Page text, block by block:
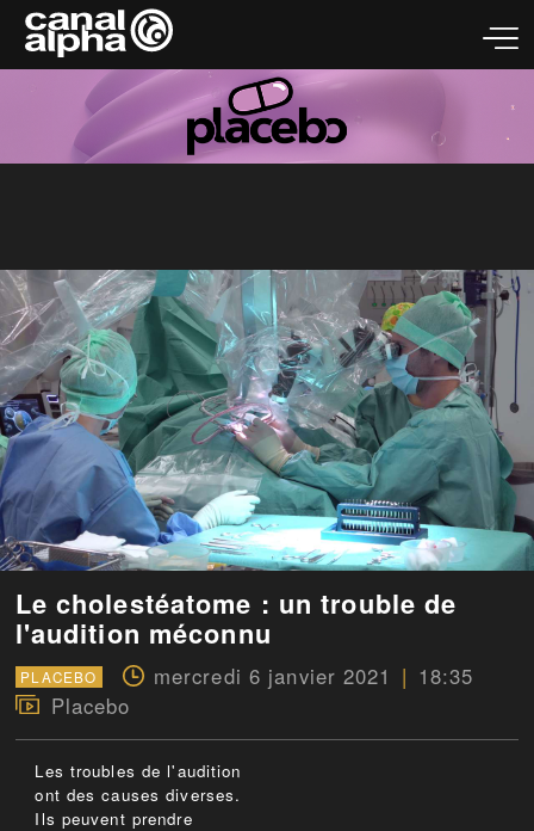
Le cholestéatome : un trouble de
l'audition méconnu
PLACEBO mercredi 6 janvier 2021
18:35
Placebo
Les troubles de l'audition
ont des causes diverses.
Ils peuvent prendre